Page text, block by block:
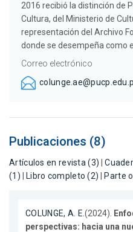
2016 recibió la distinción de
Cultura, del Ministerio de
representación del Archivo
donde se desempeña como
Correo electrónico
Publicaciones (8)
Artículos en revista (3) |
(1)
Libro completo (2) Parte
COLUNGE, A. E.(2024).
perspectivas: hacia una